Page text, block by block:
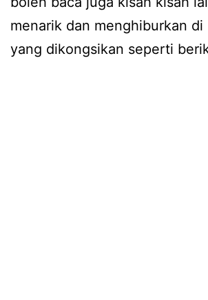
menarik dan menghiburkan di
yang dikongsikan seperti